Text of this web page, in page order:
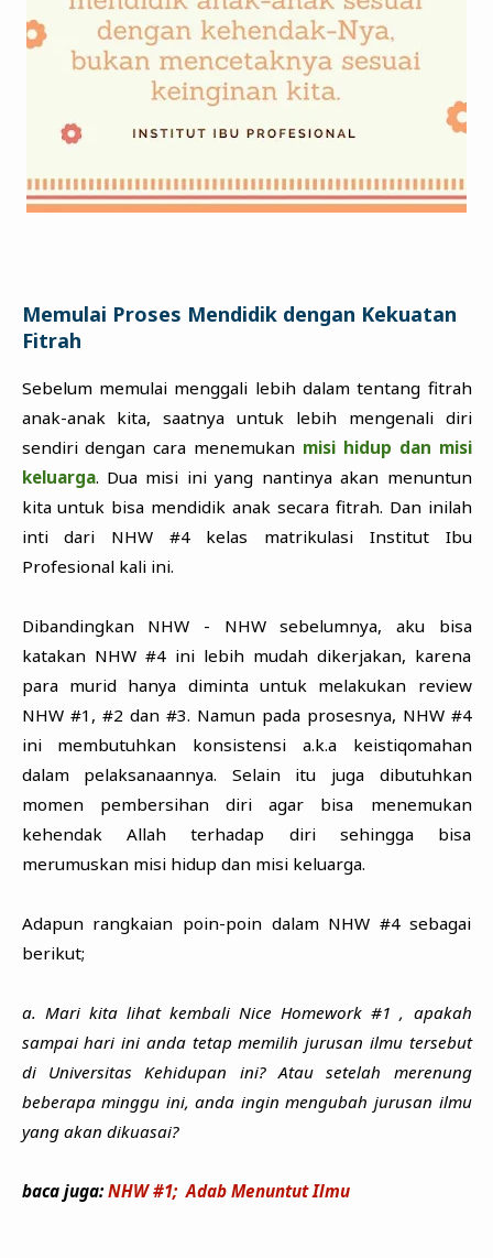
Memulai Proses Mendidik dengan Kekuatan
Fitrah
Sebelum memulai menggali lebih dalam tentang fitrah
anak-anak kita, saatnya untuk lebih mengenali diri
sendiri dengan cara menemukan misi hidup dan misi
keluarga. Dua misi ini yang nantinya akan menuntun
kita untuk bisa mendidik anak secara fitrah. Dan inilah
inti dari NHW #4 kelas matrikulasi Institut Ibu
Profesional kali ini.
Dibandingkan NHW - NHW sebelumnya, aku bisa
katakan NHW #4 ini lebih mudah dikerjakan, karena
para murid hanya diminta untuk melakukan review
NHW #1, #2 dan #3. Namun pada prosesnya, NHW #4
ini membutuhkan konsistensi a.k.a keistiqomahan
dalam pelaksanaannya. Selain itu juga dibutuhkan
momen pembersihan diri agar bisa menemukan
kehendak Allah terhadap diri sehingga bisa
merumuskan misi hidup dan misi keluarga.
Adapun rangkaian poin-poin dalam NHW #4 sebagai
berikut;
a. Mari kita lihat kembali Nice Homework #1 , apakah
sampai hari ini anda tetap memilih jurusan ilmu tersebut
di Universitas Kehidupan ini? Atau setelah merenung
beberapa minggu ini, anda ingin mengubah jurusan ilmu
yang akan dikuasai?
baca juga:NHW #1; Adab Menuntut Ilmu